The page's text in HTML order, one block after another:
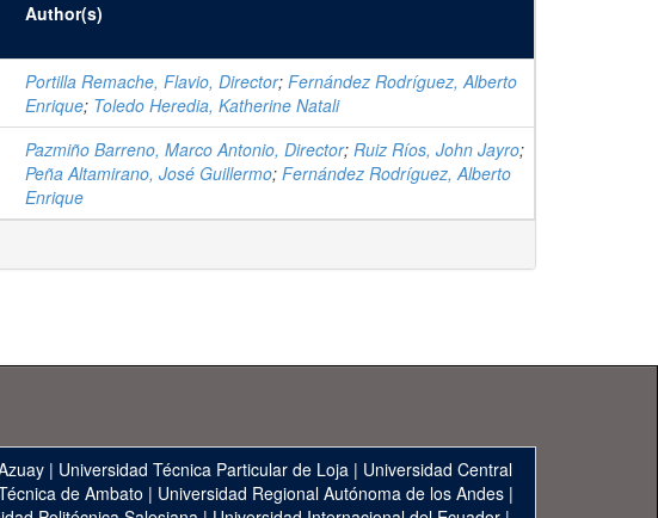
Author(s)
Portilla Remache, Flavio, Director; Fernández Rodríguez, Alberto
Enrique; Toledo Heredia, Katherine Natali
Pazmiño Barreno, Marco Antonio, Director; Ruiz Ríos, John Jayro;
Peña Altamirano, José Guillermo; Fernández Rodríguez, Alberto
Enrique
| Universidad Técnica Particular de Loja | Universidad Central
de Ambato | Universidad Regional Autónoma de los Andes|